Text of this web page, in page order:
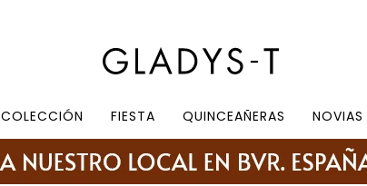
COLECCIÓN FIESTA QUINCEAÑERAS NOVIAS